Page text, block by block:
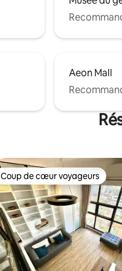
Aeon Mall
Coup de cœur voyageurs
Coup de cœur voyageurs